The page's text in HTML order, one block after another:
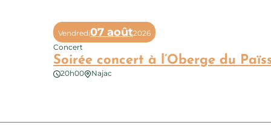
Soirée concert à l’Oberge du
20h00 Najac
Vendredi07 août2026
Concert